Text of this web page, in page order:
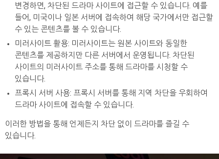
변경하면, 차단된 드라마 사이트에 접근할 수 있습니다. 예를
들어, 미국이나 일본 서버에 접속하여 해당 국가에서만 접근할
수 있는 콘텐츠를 볼 수 있습니다.
미러사이트 활용: 미러사이트는 원본 사이트와 동일한
콘텐츠를 제공하지만 다른 서버에서 운영됩니다. 차단된
사이트의 미러사이트 주소를 통해 드라마를 시청할 수
있습니다.
프록시 서버 사용: 프록시 서버를 통해 지역 차단을 우회하여
드라마 사이트에 접속할 수 있습니다.
이러한 방법을 통해 언제든지 차단 없이 드라마를 즐길 수
있습니다.